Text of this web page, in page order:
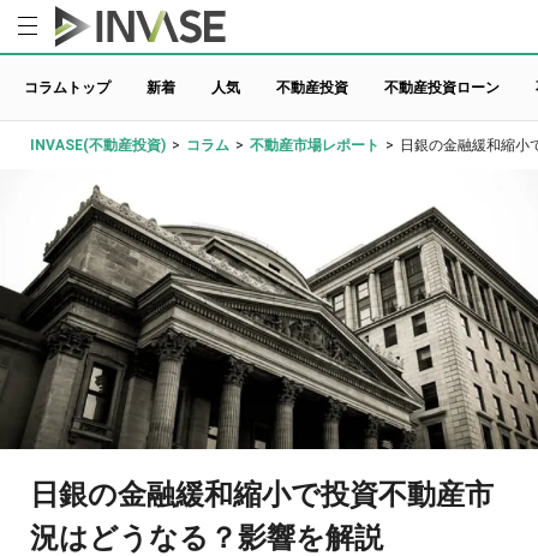
コラムトップ 新着 人気 不動産投資 不動産投資ローン
INVASE(不動産投資) > コラム > 不動産市場レポート > 日銀の金融緩和縮小
日銀の金融緩和縮小で投資不動産市
況はどうなる？影響を解説